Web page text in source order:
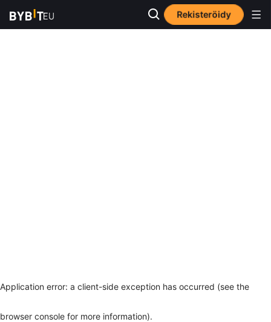
Rekisteröidy
Application error: a client-side exception has occurred (see the
browser console for more information).